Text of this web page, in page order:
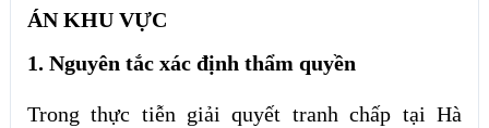
ÁN KHU VỰC
1. Nguyên tắc xác định thẩm quyền
Trong thực tiễn giải quyết tranh chấp tại Hà